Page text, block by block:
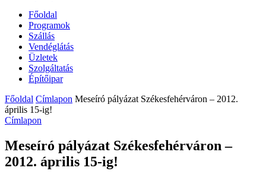
Főoldal
Programok
Szállás
Vendéglátás
Üzletek
Szolgáltatás
Építőipar
Főoldal Címlapon Meseíró pályázat Székesfehérváron – 2012.
április 15-ig!
Címlapon
Meseíró pályázat Székesfehérváron –
2012. április 15-ig!